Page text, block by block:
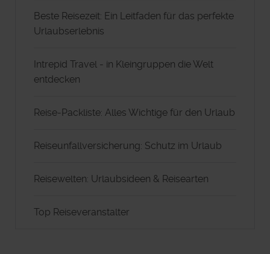
Beste Reisezeit: Ein Leitfaden für das perfekte
Urlaubserlebnis
Intrepid Travel - in Kleingruppen die Welt
entdecken
Reise-Packliste: Alles Wichtige für den Urlaub
Reiseunfallversicherung: Schutz im Urlaub
Reisewelten: Urlaubsideen & Reisearten
Top Reiseveranstalter